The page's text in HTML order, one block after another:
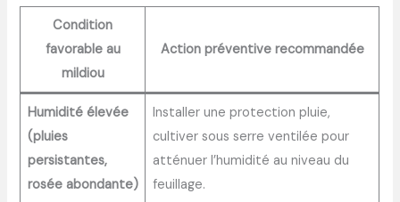
Condition
favorable au
mildiou
Action préventive recommandée
Humidité élevée
(pluies
persistantes,
rosée abondante)
Installer une protection pluie,
cultiver sous serre ventilée pour
atténuer l’humidité au niveau du
feuillage.